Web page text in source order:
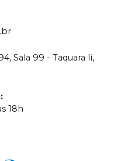
Sala 99 - Taquara Ii,
:
18h